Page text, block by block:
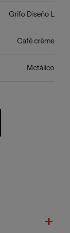
Grifo Diseño L
Café crème
Metálico